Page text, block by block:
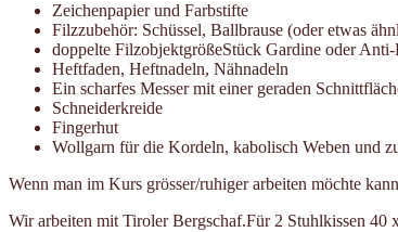
Zeichenpapier und Farbstifte
Filzzubehör: Schüssel, Ballbrause (oder etwas
doppelte FilzobjektgrößeStück Gardine oder
Heftfaden, Heftnadeln, Nähnadeln
Ein scharfes Messer mit einer geraden
Schneiderkreide
Fingerhut
Wollgarn für die Kordeln, kabolisch Weben und
Wenn man im Kurs grösser/ruhiger arbeiten möchte
Wir arbeiten mit Tiroler Bergschaf.Für 2 Stuhlkissen 40